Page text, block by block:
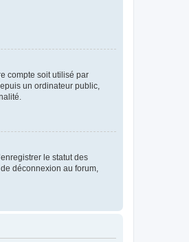
compte soit utilisé par
un ordinateur public,
le statut des
déconnexion au forum,